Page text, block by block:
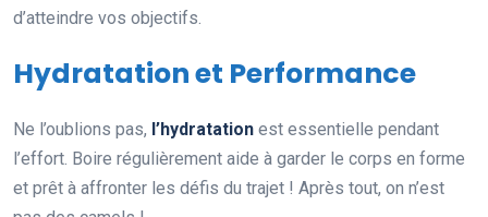
d’atteindre vos objectifs.
Hydratation et Performance
Ne l’oublions pas, l’hydratation est essentielle pendant
l’effort. Boire régulièrement aide à garder le corps en forme
et prêt à affronter les défis du trajet ! Après tout, on n’est